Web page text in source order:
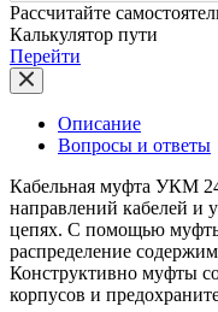
Рассчитайте
Калькулятор пути
Перейти
Описание
Вопросы и ответы
Кабельная муфта УКМ
направлений кабелей и
цепях. С помощью
распределение
Конструктивно муфты
корпусов и